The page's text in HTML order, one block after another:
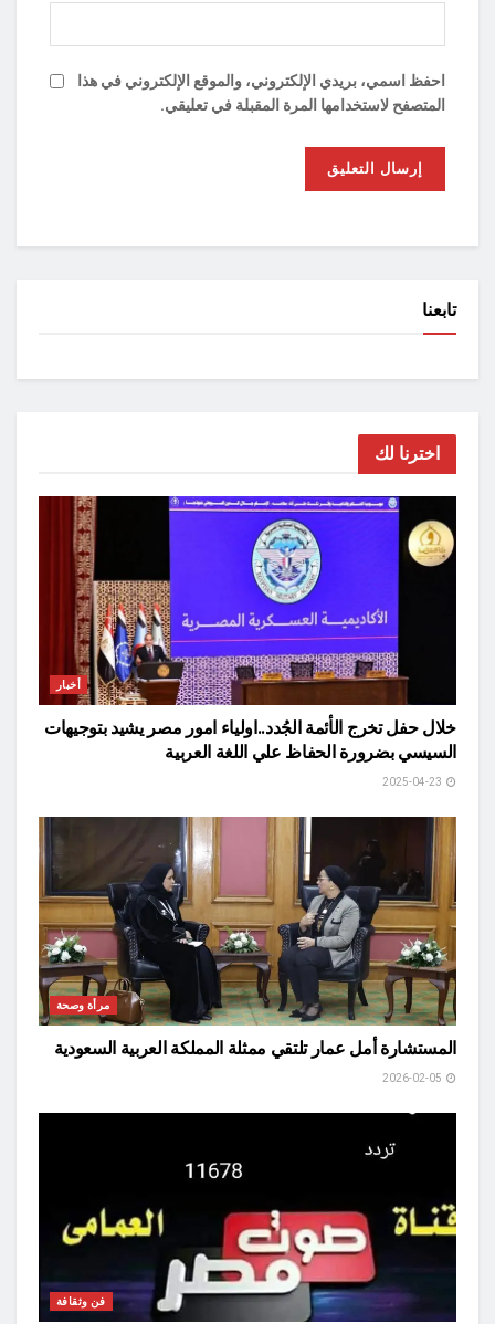
احفظ اسمي، بريدي الإلكتروني، والموقع الإلكتروني في هذا
المتصفح لاستخدامها المرة المقبلة في تعليقي.
تابعنا
اخترنا لك
أخبار
خلال حفل تخرج الأئمة الجُدد..اولياء امور مصر يشيد بتوجيهات
السيسي بضرورة الحفاظ علي اللغة العربية
مرأة وصحة
المستشارة أمل عمار تلتقي ممثلة المملكة العربية السعودية
فن وثقافة